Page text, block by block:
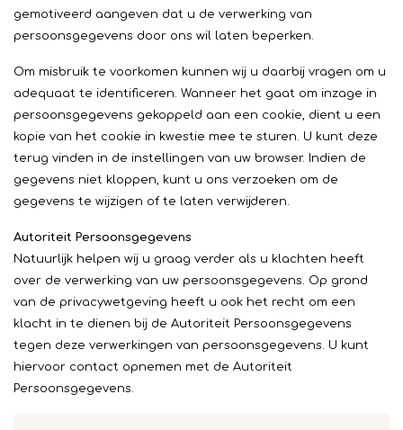
gemotiveerd aangeven dat u de verwerking van
persoonsgegevens door ons wil laten beperken.
Om misbruik te voorkomen kunnen wij u daarbij vragen om u
adequaat te identificeren. Wanneer het gaat om inzage in
persoonsgegevens gekoppeld aan een cookie, dient u een
kopie van het cookie in kwestie mee te sturen. U kunt deze
terug vinden in de instellingen van uw browser. Indien de
gegevens niet kloppen, kunt u ons verzoeken om de
gegevens te wijzigen of te laten verwijderen.
Autoriteit Persoonsgegevens
Natuurlijk helpen wij u graag verder als u klachten heeft
over de verwerking van uw persoonsgegevens. Op grond
van de privacywetgeving heeft u ook het recht om een
klacht in te dienen bij de Autoriteit Persoonsgegevens
tegen deze verwerkingen van persoonsgegevens. U kunt
hiervoor contact opnemen met de Autoriteit
Persoonsgegevens.